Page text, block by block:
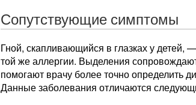
Сопутствующие симптомы
Гной, скапливающийся в глазках у детей,
той же аллергии. Выделения
помогают врачу более точно определить
Данные заболевания отличаются